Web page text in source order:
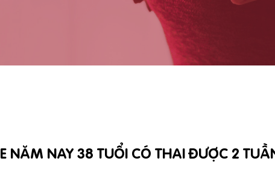
E NĂM NAY 38 TUỔI CÓ THAI ĐƯỢC 2